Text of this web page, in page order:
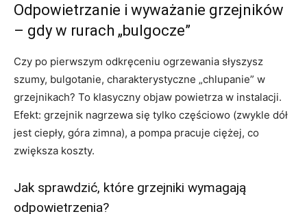
Odpowietrzanie i wyważanie grzejników
– gdy w rurach „bulgocze”
Czy po pierwszym odkręceniu ogrzewania słyszysz
szumy, bulgotanie, charakterystyczne „chlupanie” w
grzejnikach? To klasyczny objaw powietrza w instalacji.
Efekt: grzejnik nagrzewa się tylko częściowo (zwykle dół
jest ciepły, góra zimna), a pompa pracuje ciężej, co
zwiększa koszty.
Jak sprawdzić, które grzejniki wymagają
odpowietrzenia?